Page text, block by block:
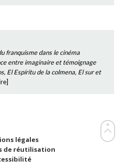
franquisme dans le cinéma
entre imaginaire et témoignage
El Espíritu de la colmena, El sur et
]
légales
de réutilisation